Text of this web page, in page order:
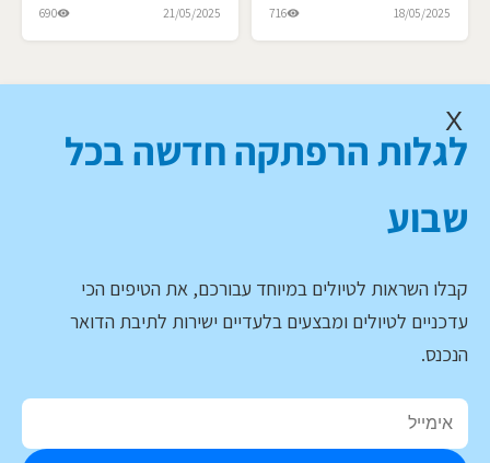
18/05/2025
716
21/05/2025
690
X
לגלות הרפתקה חדשה בכל
שבוע
קבלו השראות לטיולים במיוחד עבורכם, את הטיפים הכי
עדכניים לטיולים ומבצעים בלעדיים ישירות לתיבת הדואר
הנכנס.